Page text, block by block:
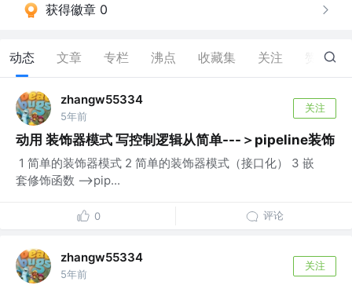
获得徽章 0
动态 文章 专栏 沸点 收藏集 关注 1
zhangw55334
5年前
关注
动用 装饰器模式 写控制逻辑从简单---＞pipeline装饰
​ 1 简单的装饰器模式 2 简单的装饰器模式（接口化） 3 嵌
套修饰函数 -->pip...
0 评论
zhangw55334
5年前
关注